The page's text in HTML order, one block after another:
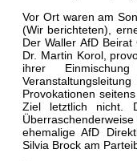
Vor Ort waren am
(Wir berichteten),
Der Waller AfD
Dr. Martin Korol,
ihrer
Provokationen
Ziel letztlich nicht.
ehemalige AfD
Silvia Brock am